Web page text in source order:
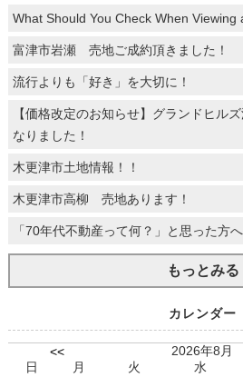
What Should You Check When Viewing
富津市岩瀬 売地ご成約頂きました！
流行よりも「好き」を大切に！
【価格改定のお知らせ】グランドヒル
なりました！
木更津市土地情報！！
木更津市高柳 売地あります！
「70年代不動産って何？」と思った方へ
もっとみる
カレンダー
<<
2026年8月
日
月 火 水